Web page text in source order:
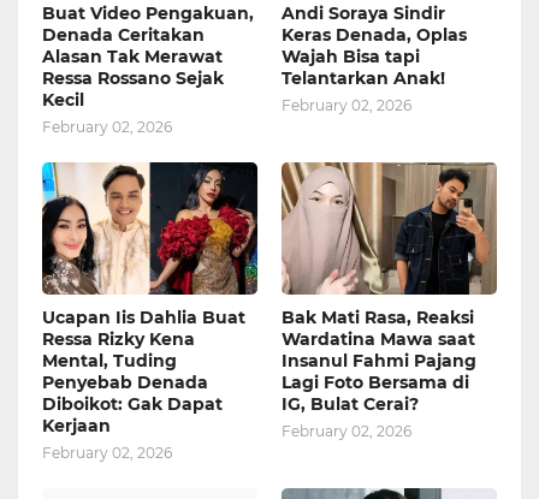
Buat Video Pengakuan,
Denada Ceritakan
Alasan Tak Merawat
Ressa Rossano Sejak
Kecil
February 02, 2026
Andi Soraya Sindir
Keras Denada, Oplas
Wajah Bisa tapi
Telantarkan Anak!
February 02, 2026
Ucapan Iis Dahlia Buat
Ressa Rizky Kena
Mental, Tuding
Penyebab Denada
Diboikot: Gak Dapat
Kerjaan
February 02, 2026
Bak Mati Rasa, Reaksi
Wardatina Mawa saat
Insanul Fahmi Pajang
Lagi Foto Bersama di
IG, Bulat Cerai?
February 02, 2026